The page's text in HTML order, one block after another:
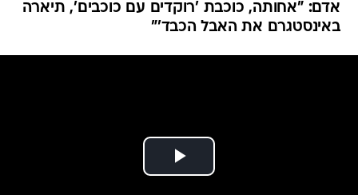
אדם: "אחותה, כוכבת 'רוקדים עם כוכבים', תיארה
באינסטגרם את האבל הכבד'"